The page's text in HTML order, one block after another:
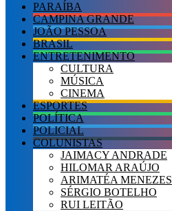
PARAÍBA
CAMPINA GRANDE
JOÃO PESSOA
BRASIL
ENTRETENIMENTO
CULTURA
MÚSICA
CINEMA
ESPORTES
POLÍTICA
POLICIAL
COLUNISTAS
JAIMACY ANDRADE
HILOMAR ARAÚJO
ARIMATÉA MENEZES
SÉRGIO BOTELHO
RUI LEITÃO